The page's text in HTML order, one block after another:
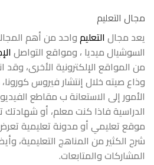
مجال التعليم
يعد مجالالتعليمواحد من أهم
السوشيال ميديا ، ومواقع التواصل
من المواقع الإلكترونية الأخرى، وقد
وذاع صيته خلال إنتشار فيروس
الأمور إلى الاستعانة ب مقاطع
الدراسية فاذا كنت معلم، أو
موقع تعليمي أو مدونة تعليمية
شرح الكثير من المناهج التعليمية،
المشاركات والمتابعات.